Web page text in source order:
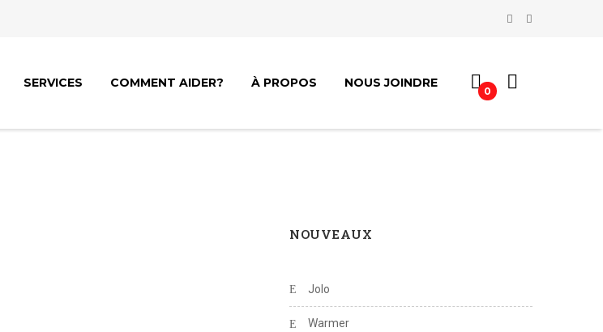
SERVICES COMMENT AIDER? À PROPOS NOUS JOINDRE
0
NOUVEAUX
Jolo
Warmer